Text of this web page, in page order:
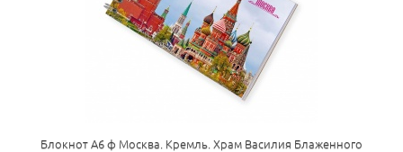
Блокнот А6 ф Москва. Кремль. Храм Василия Блаженного